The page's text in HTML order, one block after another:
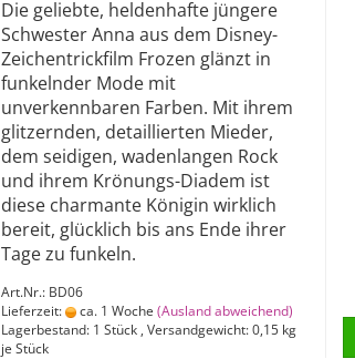
Die geliebte, heldenhafte jüngere
Schwester Anna aus dem Disney-
Zeichentrickfilm Frozen glänzt in
funkelnder Mode mit
unverkennbaren Farben. Mit ihrem
glitzernden, detaillierten Mieder,
dem seidigen, wadenlangen Rock
und ihrem Krönungs-Diadem ist
diese charmante Königin wirklich
bereit, glücklich bis ans Ende ihrer
Tage zu funkeln.
Art.Nr.: BD06
Lieferzeit:
ca. 1 Woche (Ausland abweichend)
Lagerbestand: 1 Stück , Versandgewicht:0,15 kg
je Stück